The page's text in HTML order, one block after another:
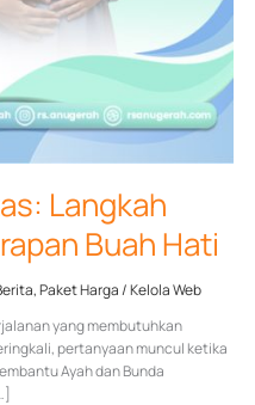
Langkah
Buah Hati
,Paket Harga/Kelola Web
yang membutuhkan
pertanyaan muncul ketika
Ayah dan Bunda